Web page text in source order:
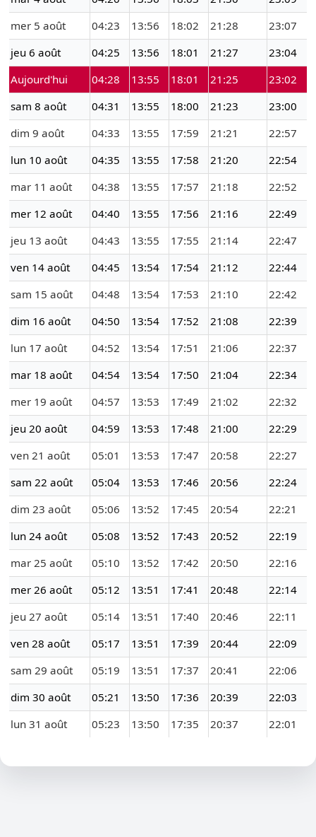
mer 5 août
04:23 13:56 18:02 21:28
23:07
jeu 6 août
04:25 13:56 18:01 21:27
23:04
Aujourd'hui
04:28 13:55 18:01 21:25
23:02
sam 8 août
04:31 13:55 18:00 21:23
23:00
dim 9 août
04:33 13:55 17:59 21:21
22:57
lun 10 août
04:35 13:55 17:58 21:20
22:54
mar 11 août
04:38 13:55 17:57 21:18
22:52
mer 12 août
04:40 13:55 17:56 21:16
22:49
jeu 13 août
04:43 13:55 17:55 21:14
22:47
ven 14 août
04:45 13:54 17:54 21:12
22:44
sam 15 août
04:48 13:54 17:53 21:10
22:42
dim 16 août
04:50 13:54 17:52 21:08
22:39
lun 17 août
04:52 13:54 17:51 21:06
22:37
mar 18 août
04:54 13:54 17:50 21:04
22:34
mer 19 août
04:57 13:53 17:49 21:02
22:32
jeu 20 août
04:59 13:53 17:48 21:00
22:29
ven 21 août
05:01 13:53 17:47 20:58
22:27
sam 22 août
05:04 13:53 17:46 20:56
22:24
dim 23 août
05:06 13:52 17:45 20:54
22:21
lun 24 août
05:08 13:52 17:43 20:52
22:19
mar 25 août
05:10 13:52 17:42 20:50
22:16
mer 26 août
05:12 13:51 17:41 20:48
22:14
jeu 27 août
05:14 13:51 17:40 20:46
22:11
ven 28 août
05:17 13:51 17:39 20:44
22:09
sam 29 août
05:19 13:51 17:37 20:41
22:06
dim 30 août
05:21 13:50 17:36 20:39
22:03
lun 31 août
05:23 13:50 17:35 20:37 22:01